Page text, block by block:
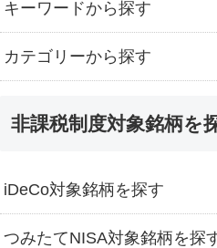
キーワードから探す
カテゴリーから探す
非課税制度対象銘柄を
iDeCo対象銘柄を探す
つみたてNISA対象銘柄を探